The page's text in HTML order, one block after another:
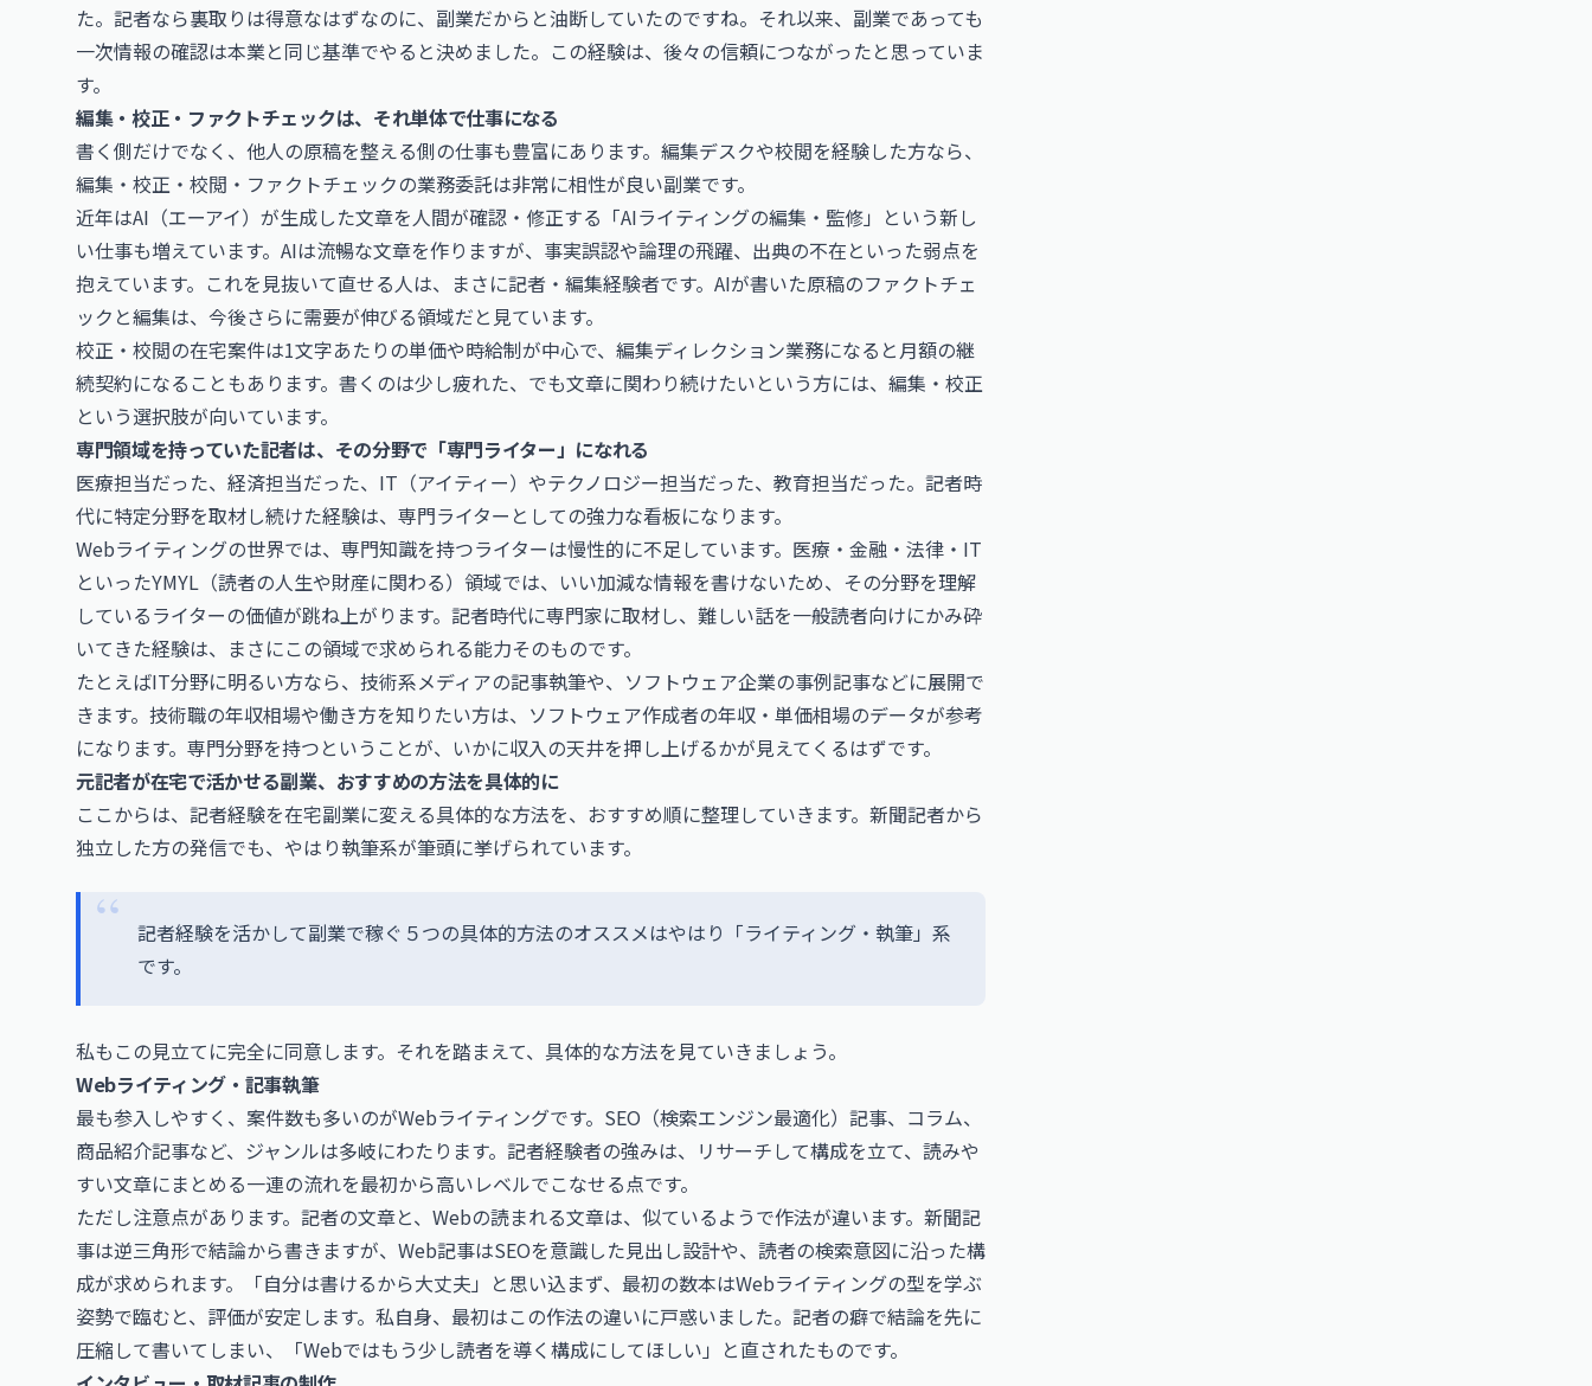
た。記者なら裏取りは得意なはずなのに、副業だからと油断していたのですね。それ以来、副業であっても
一次情報の確認は本業と同じ基準でやると決めました。この経験は、後々の信頼につながったと思っていま
す。
編集・校正・ファクトチェックは、それ単体で仕事になる
書く側だけでなく、他人の原稿を整える側の仕事も豊富にあります。編集デスクや校閲を経験した方なら、
編集・校正・校閲・ファクトチェックの業務委託は非常に相性が良い副業です。
近年はAI（エーアイ）が生成した文章を人間が確認・修正する「AIライティングの編集・監修」という新し
い仕事も増えています。AIは流暢な文章を作りますが、事実誤認や論理の飛躍、出典の不在といった弱点を
抱えています。これを見抜いて直せる人は、まさに記者・編集経験者です。AIが書いた原稿のファクトチェ
ックと編集は、今後さらに需要が伸びる領域だと見ています。
校正・校閲の在宅案件は1文字あたりの単価や時給制が中心で、編集ディレクション業務になると月額の継
続契約になることもあります。書くのは少し疲れた、でも文章に関わり続けたいという方には、編集・校正
という選択肢が向いています。
専門領域を持っていた記者は、その分野で「専門ライター」になれる
医療担当だった、経済担当だった、IT（アイティー）やテクノロジー担当だった、教育担当だった。記者時
代に特定分野を取材し続けた経験は、専門ライターとしての強力な看板になります。
Webライティングの世界では、専門知識を持つライターは慢性的に不足しています。医療・金融・法律・IT
といったYMYL（読者の人生や財産に関わる）領域では、いい加減な情報を書けないため、その分野を理解
しているライターの価値が跳ね上がります。記者時代に専門家に取材し、難しい話を一般読者向けにかみ砕
いてきた経験は、まさにこの領域で求められる能力そのものです。
たとえばIT分野に明るい方なら、技術系メディアの記事執筆や、ソフトウェア企業の事例記事などに展開で
きます。技術職の年収相場や働き方を知りたい方は、 ソフトウェア作成者の年収・単価相場のデータが参考
になります。専門分野を持つということが、いかに収入の天井を押し上げるかが見えてくるはずです。
元記者が在宅で活かせる副業、おすすめの方法を具体的に
ここからは、記者経験を在宅副業に変える具体的な方法を、おすすめ順に整理していきます。新聞記者から
独立した方の発信でも、やはり執筆系が筆頭に挙げられています。
記者経験を活かして副業で稼ぐ５つの具体的方法のオススメはやはり「ライティング・執筆」系
です。
私もこの見立てに完全に同意します。それを踏まえて、具体的な方法を見ていきましょう。
Webライティング・記事執筆
最も参入しやすく、案件数も多いのがWebライティングです。SEO（検索エンジン最適化）記事、コラム、
商品紹介記事など、ジャンルは多岐にわたります。記者経験者の強みは、リサーチして構成を立て、読みや
すい文章にまとめる一連の流れを最初から高いレベルでこなせる点です。
ただし注意点があります。記者の文章と、Webの読まれる文章は、似ているようで作法が違います。新聞記
事は逆三角形で結論から書きますが、Web記事はSEOを意識した見出し設計や、読者の検索意図に沿った構
成が求められます。「自分は書けるから大丈夫」と思い込まず、最初の数本はWebライティングの型を学ぶ
姿勢で臨むと、評価が安定します。私自身、最初はこの作法の違いに戸惑いました。記者の癖で結論を先に
圧縮して書いてしまい、「Webではもう少し読者を導く構成にしてほしい」と直されたものです。